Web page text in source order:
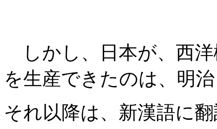
しかし、日本が、西
を生産できたのは、明
それ以降は、新漢語に